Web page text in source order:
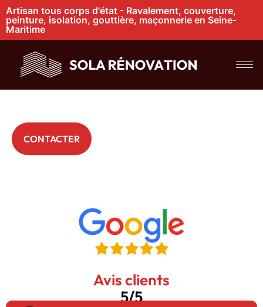
Artisan tous corps d'état - Ravalement, couverture,
peinture, isolation, gouttière, maçonnerie en Seine-
Maritime
Réparation de
faîtage à Boos
CONTACTER
Avis clients
5/5